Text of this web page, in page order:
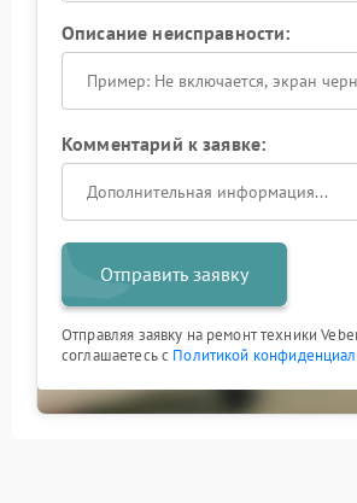
Описание неисправности:
Комментарий к заявке:
Отправить заявку
Отправляя заявку на ремонт техники
соглашаетесь с Политикой